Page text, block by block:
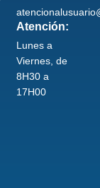
Atención:
Lunes a
Viernes, de
8H30 a
17H00